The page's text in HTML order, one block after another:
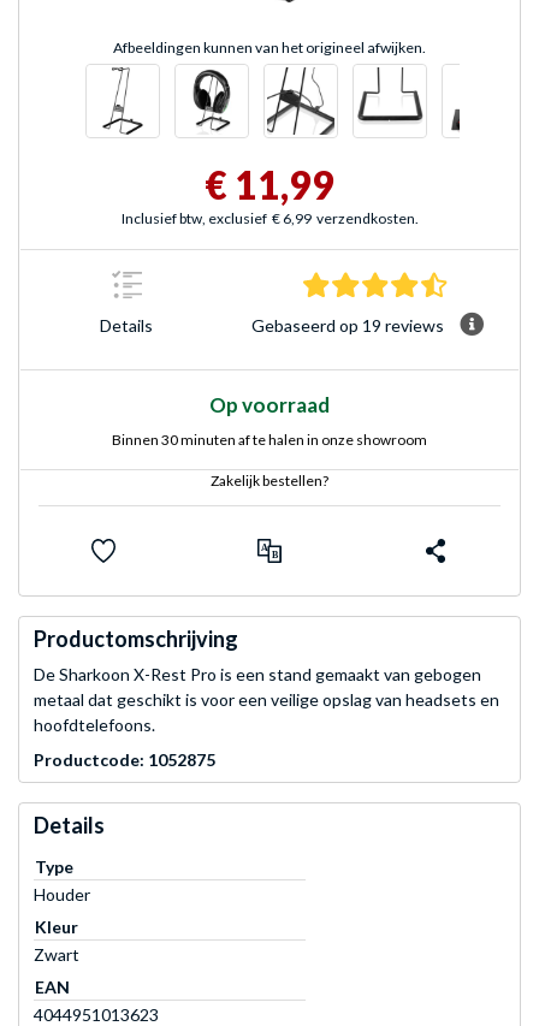
Afbeeldingen kunnen van het origineel afwijken.
€ 11,99
Inclusief btw, exclusief € 6,99 verzendkosten.
Details
4.5 sterren
Gebaseerd op 19 reviews
Op voorraad
Binnen 30 minuten af te halen in onze showroom
Zakelijk bestellen?
Productomschrijving
De Sharkoon X-Rest Pro is een stand gemaakt van gebogen
metaal dat geschikt is voor een veilige opslag van headsets en
hoofdtelefoons.
Productcode: 1052875
Details
Type
Houder
Kleur
Zwart
EAN
4044951013623